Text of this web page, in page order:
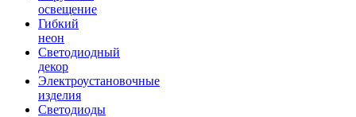
освещение
Гибкий
неон
Светодиодный
декор
Электроустановочные
изделия
Светодиоды